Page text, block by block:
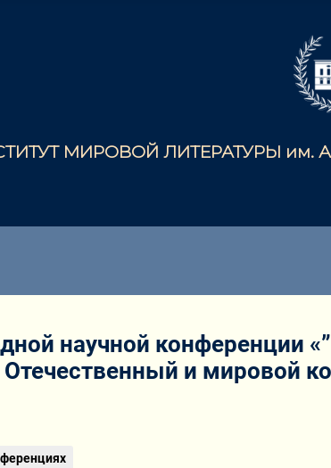
МИРОВОЙ ЛИТЕРАТУРЫ им.
научной конференции
Отечественный и мировой